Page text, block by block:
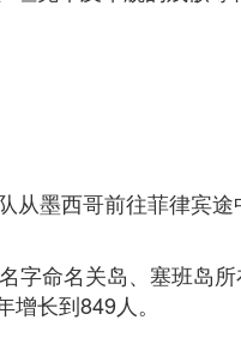
从墨西哥前往菲律宾
字命名关岛、塞班岛
长到849人。